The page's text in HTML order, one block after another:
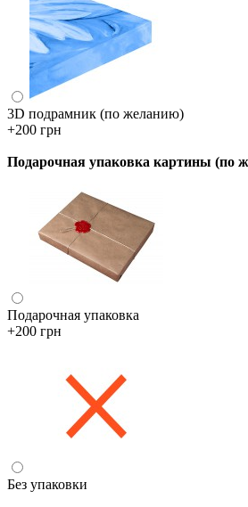
3D подрамник (по желанию)
+200 грн
Подарочная упаковка картины (по
Подарочная упаковка
+200 грн
Без упаковки